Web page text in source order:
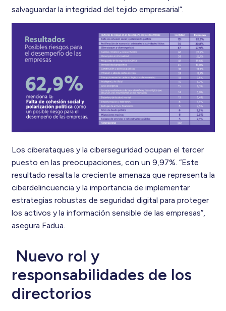
salvaguardar la integridad del tejido empresarial”.
Los ciberataques y la ciberseguridad ocupan el tercer
puesto en las preocupaciones, con un 9,97%. “Este
resultado resalta la creciente amenaza que representa la
ciberdelincuencia y la importancia de implementar
estrategias robustas de seguridad digital para proteger
los activos y la información sensible de las empresas”,
asegura Fadua.
Nuevo rol y
responsabilidades de los
directorios